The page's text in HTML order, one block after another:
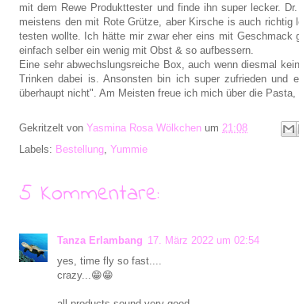
mit dem Rewe Produkttester und finde ihn super lecker.
meistens den mit Rote Grütze, aber Kirsche is auch
testen wollte. Ich hätte mir zwar eher eins mit
einfach selber ein wenig mit Obst & so aufbessern.
Eine sehr abwechslungsreiche Box, auch wenn diesmal
Trinken dabei is. Ansonsten bin ich super zufrieden
überhaupt nicht". Am Meisten freue ich mich über die
Gekritzelt von Yasmina Rosa Wölkchen um 21:08
Labels: Bestellung Yummie
5 Kommentare:
Tanza Erlambang 17. März 2022 um 02:54
yes, time fly so fast....
crazy...😁😁